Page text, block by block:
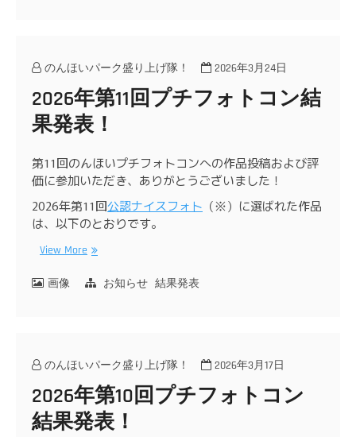
のんほいパーク盛り上げ隊！ 2026年3月24日
2026年第11回プチフォトコン結
果発表！
第11回のんほいプチフォトコンへの作品投稿および評
価に参加いただき、ありがとうございました！
2026年第11回公認ナイスフォト （※）に選ばれた作品
は、以下のとおりです。
View More
画像 お知らせ 結果発表
のんほいパーク盛り上げ隊！ 2026年3月17日
2026年第10回プチフォトコン
結果発表！